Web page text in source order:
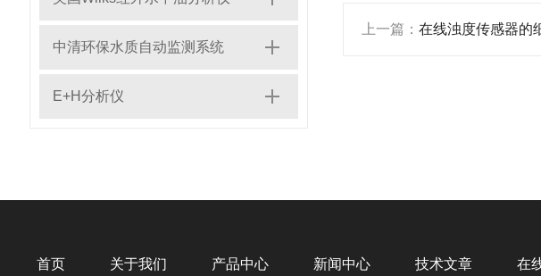
中清环保水质自动监测系统
E+H分析仪
上一篇： 在线浊度传感器的
首页 关于我们 产品中心 新闻中心 技术文章 在